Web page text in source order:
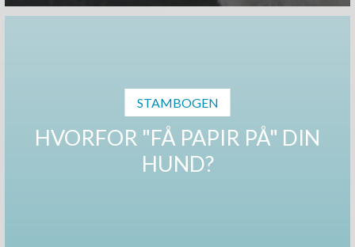
STAMBOGEN
HVORFOR "FÅ PAPIR PÅ" DIN
HUND?